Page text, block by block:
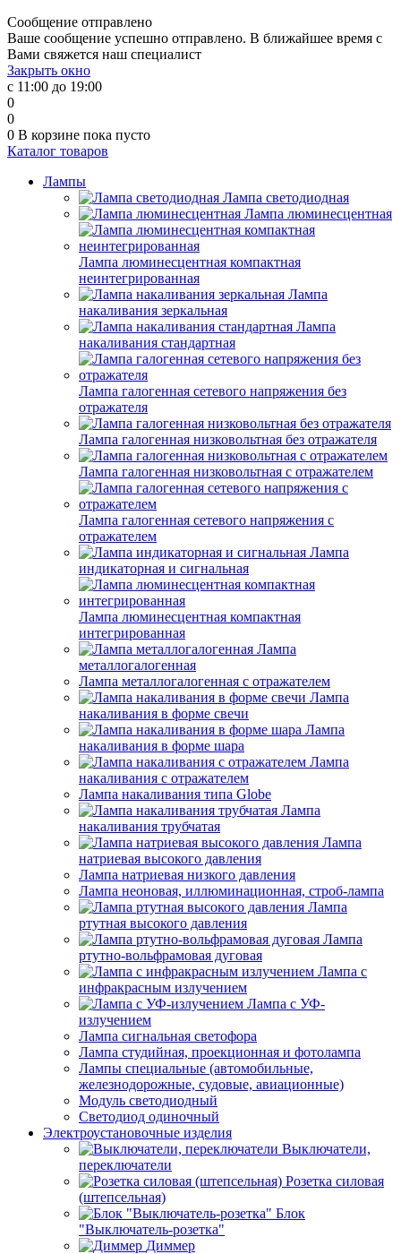
Сообщение отправлено
Ваше сообщение успешно отправлено. В ближайшее время с
Вами свяжется наш специалист
Закрыть окно
с 11:00 до 19:00
0
0
0 В корзине пока пусто
Каталог товаров
Лампы
Лампа светодиодная
Лампа люминесцентная
Лампа люминесцентная компактная
неинтегрированная
Лампа
накаливания зеркальная
Лампа
накаливания стандартная
Лампа галогенная сетевого напряжения без
отражателя
Лампа галогенная низковольтная без отражателя
Лампа галогенная низковольтная с отражателем
Лампа галогенная сетевого напряжения с
отражателем
Лампа
индикаторная и сигнальная
Лампа люминесцентная компактная
интегрированная
Лампа
металлогалогенная
Лампа металлогалогенная с отражателем
Лампа
накаливания в форме свечи
Лампа
накаливания в форме шара
Лампа
накаливания с отражателем
Лампа накаливания типа Globe
Лампа
накаливания трубчатая
Лампа
натриевая высокого давления
Лампа натриевая низкого давления
Лампа неоновая, иллюминационная, строб-лампа
Лампа
ртутная высокого давления
Лампа
ртутно-вольфрамовая дуговая
Лампа с
инфракрасным излучением
Лампа с УФ-
излучением
Лампа сигнальная светофора
Лампа студийная, проекционная и фотолампа
Лампы специальные (автомобильные,
железнодорожные, судовые, авиационные)
Модуль светодиодный
Светодиод одиночный
Электроустановочные изделия
Выключатели,
переключатели
Розетка силовая
(штепсельная)
Блок
"Выключатель-розетка"
Диммер